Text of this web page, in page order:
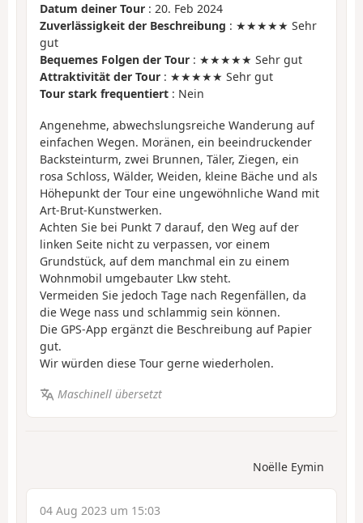
Datum deiner Tour : 20. Feb 2024
Zuverlässigkeit der Beschreibung : ★★★★★ Sehr
gut
Bequemes Folgen der Tour : ★★★★★ Sehr gut
Attraktivität der Tour : ★★★★★ Sehr gut
Tour stark frequentiert : Nein
Angenehme, abwechslungsreiche Wanderung auf
einfachen Wegen. Moränen, ein beeindruckender
Backsteinturm, zwei Brunnen, Täler, Ziegen, ein
rosa Schloss, Wälder, Weiden, kleine Bäche und als
Höhepunkt der Tour eine ungewöhnliche Wand mit
Art-Brut-Kunstwerken.
Achten Sie bei Punkt 7 darauf, den Weg auf der
linken Seite nicht zu verpassen, vor einem
Grundstück, auf dem manchmal ein zu einem
Wohnmobil umgebauter Lkw steht.
Vermeiden Sie jedoch Tage nach Regenfällen, da
die Wege nass und schlammig sein können.
Die GPS-App ergänzt die Beschreibung auf Papier
gut.
Wir würden diese Tour gerne wiederholen.
Maschinell übersetzt
Noëlle Eymin
04 Aug 2023 um 15:03